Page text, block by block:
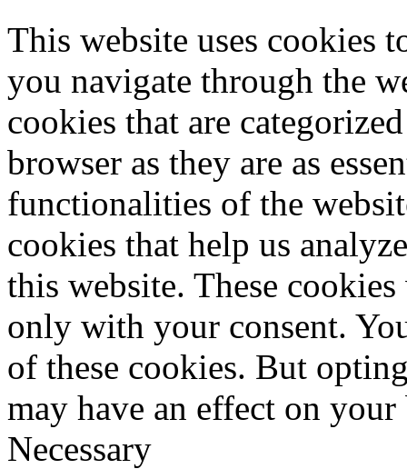
This website uses cookies
you navigate through the
cookies that are
browser as they are as
functionalities of the
cookies that help us
this website. These
only with your consent.
of these cookies. But
may have an effect on
Necessary